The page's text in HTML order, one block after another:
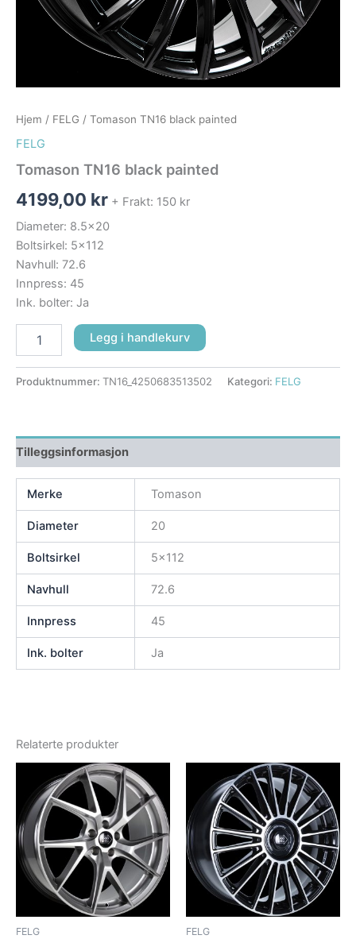
Hjem / FELG / Tomason TN16 black painted
FELG
Tomason TN16 black painted
4199,00 kr + Frakt: 150 kr
Diameter: 8.5×20
Boltsirkel: 5×112
Navhull: 72.6
Innpress: 45
Ink. bolter: Ja
Legg i handlekurv
Produktnummer: TN16_4250683513502 Kategori: FELG
Tilleggsinformasjon
Merke Tomason
Diameter 20
Boltsirkel 5×112
Navhull 72.6
Innpress 45
Ink. bolter Ja
Relaterte produkter
FELG FELG